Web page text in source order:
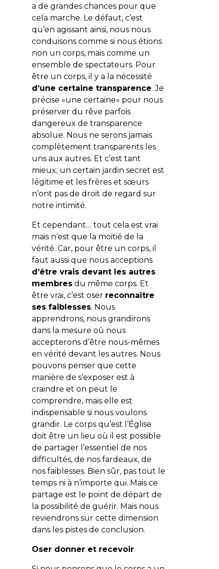
a de grandes chances pour que
cela marche. Le défaut, c’est
qu’en agissant ainsi, nous nous
conduisons comme si nous étions
non un corps, mais comme un
ensemble de spectateurs. Pour
être un corps, il y a la nécessité
d’une certaine transparence. Je
précise «une certaine» pour nous
préserver du rêve parfois
dangereux de transparence
absolue. Nous ne serons jamais
complètement transparents les
uns aux autres. Et c’est tant
mieux; un certain jardin secret est
légitime et les frères et sœurs
n’ont pas de droit de regard sur
notre intimité.
Et cependant… tout cela est vrai
mais n‘est que la moitié de la
vérité. Car, pour être un corps, il
faut aussi que nous acceptions
d’être vrais devant les autres
membresdu même corps. Et
être vrai, c’est oser reconnaître
ses faiblesses. Nous
apprendrons, nous grandirons
dans la mesure où nous
accepterons d’être nous-mêmes
en vérité devant les autres. Nous
pouvons penser que cette
manière de s’exposer est à
craindre et on peut le
comprendre, mais elle est
indispensable si nous voulons
grandir. Le corps qu’est l’Église
doit être un lieu où il est possible
de partager l’essentiel de nos
difficultés, de nos fardeaux, de
nos faiblesses. Bien sûr, pas tout le
temps ni à n’importe qui. Mais ce
partage est le point de départ de
la possibilité de guérir. Mais nous
reviendrons sur cette dimension
dans les pistes de conclusion.
Oser donner et recevoir